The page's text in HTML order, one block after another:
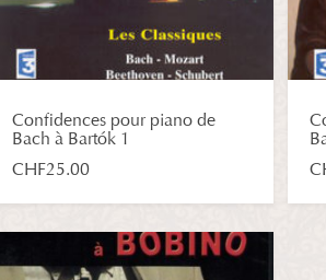
Confidences pour piano de
Bach à Bartók 1
CHF25.00